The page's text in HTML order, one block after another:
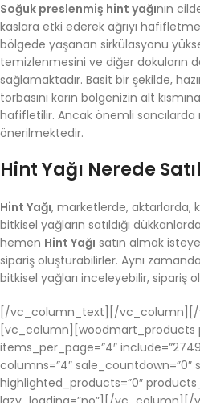
Soğuk preslenmiş hint yağının
kaslara etki ederek ağrıyı
bölgede yaşanan sirkülasyonu
temizlenmesini ve diğer dokuların
sağlamaktadır. Basit bir şekilde,
torbasını karın bölgenizin alt
hafifletilir. Ancak önemli sancılarda
önerilmektedir.
Hint Yağı Nerede
Hint Yağı, marketlerde, aktarlarda,
bitkisel yağların satıldığı
hemen Hint Yağı satın almak
sipariş oluşturabilirler. Aynı
bitkisel yağları inceleyebilir, sipariş
[/vc_column_text][/vc_column][/
[vc_column][woodmart_products
items_per_page=”4″
columns=”4″ sale_countdown=”0″
highlighted_products=”0″